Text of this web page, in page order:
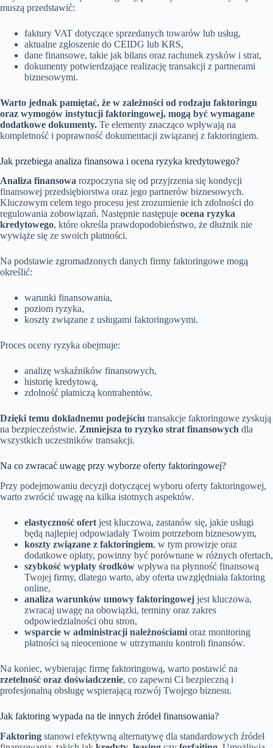
muszą przedstawić:
faktury VAT dotyczące sprzedanych towarów lub usług,
aktualne zgłoszenie do CEIDG lub KRS,
dane finansowe, takie jak bilans oraz rachunek zysków i strat,
dokumenty potwierdzające realizację transakcji z partnerami
biznesowymi.
Warto jednak pamiętać, że w zależności od rodzaju faktoringu
oraz wymogów instytucji faktoringowej, mogą być wymagane
dodatkowe dokumenty. Te elementy znacząco wpływają na
kompletność i poprawność dokumentacji związanej z faktoringiem.
Jak przebiega analiza finansowa i ocena ryzyka kredytowego?
Analiza finansowa rozpoczyna się od przyjrzenia się kondycji
finansowej przedsiębiorstwa oraz jego partnerów biznesowych.
Kluczowym celem tego procesu jest zrozumienie ich zdolności do
regulowania zobowiązań. Następnie następuje ocena ryzyka
kredytowego, które określa prawdopodobieństwo, że dłużnik nie
wywiąże się ze swoich płatności.
Na podstawie zgromadzonych danych firmy faktoringowe mogą
określić:
warunki finansowania,
poziom ryzyka,
koszty związane z usługami faktoringowymi.
Proces oceny ryzyka obejmuje:
analizę wskaźników finansowych,
historię kredytową,
zdolność płatniczą kontrahentów.
Dzięki temu dokładnemu podejściu transakcje faktoringowe zyskują
na bezpieczeństwie. Zmniejsza to ryzyko strat finansowych dla
wszystkich uczestników transakcji.
Na co zwracać uwagę przy wyborze oferty faktoringowej?
Przy podejmowaniu decyzji dotyczącej wyboru oferty faktoringowej,
warto zwrócić uwagę na kilka istotnych aspektów.
elastyczność ofert jest kluczowa, zastanów się, jakie usługi
będą najlepiej odpowiadały Twoim potrzebom biznesowym,
koszty związane z faktoringiem, w tym prowizje oraz
dodatkowe opłaty, powinny być porównane w różnych ofertach,
szybkość wypłaty środków wpływa na płynność finansową
Twojej firmy, dlatego warto, aby oferta uwzględniała faktoring
online,
analiza warunków umowy faktoringowej jest kluczowa,
zwracaj uwagę na obowiązki, terminy oraz zakres
odpowiedzialności obu stron,
wsparcie w administracji należnościami oraz monitoring
płatności są nieocenione w utrzymaniu kontroli finansów.
Na koniec, wybierając firmę faktoringową, warto postawić na
rzetelność oraz doświadczenie, co zapewni Ci bezpieczną i
profesjonalną obsługę wspierającą rozwój Twojego biznesu.
Jak faktoring wypada na tle innych źródeł finansowania?
Faktoring stanowi efektywną alternatywę dla standardowych źródeł